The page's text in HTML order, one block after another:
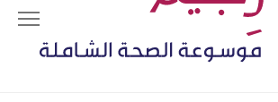
Menu